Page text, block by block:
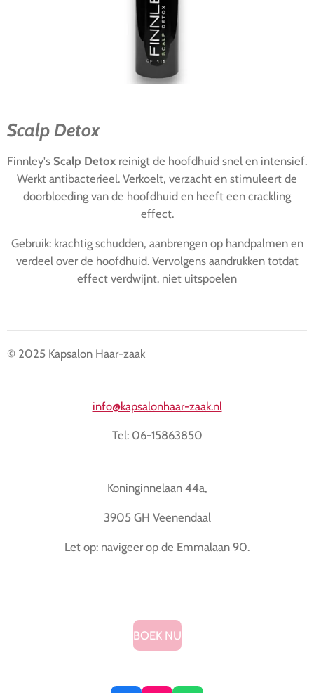
Scalp Detox
Finnley's Scalp Detox reinigt de hoofdhuid snel en intensief.
Werkt antibacterieel. Verkoelt, verzacht en stimuleert de
doorbloeding van de hoofdhuid en heeft een crackling
effect.
Gebruik: krachtig schudden, aanbrengen op handpalmen en
verdeel over de hoofdhuid. Vervolgens aandrukken totdat
effect verdwijnt. niet uitspoelen
© 2025 Kapsalon Haar-zaak
info@kapsalonhaar-zaak.nl
Tel: 06-15863850
Koninginnelaan 44a,
3905 GH Veenendaal
Let op: navigeer op de Emmalaan 90.
BOEK NU